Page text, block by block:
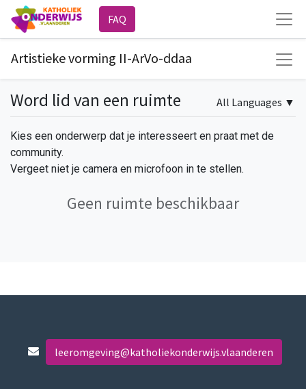
FAQ
Artistieke vorming II-ArVo-ddaa
Word lid van een ruimte All Languages ▼
Kies een onderwerp dat je interesseert en praat met de
community.
Vergeet niet je camera en microfoon in te stellen.
Geen ruimte beschikbaar
leeromgeving@katholiekonderwijs.vlaanderen